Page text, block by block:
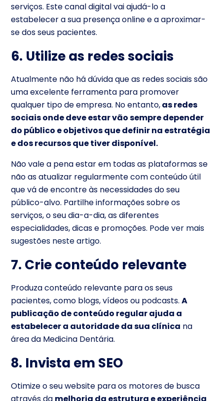
serviços. Este canal digital vai ajudá-lo a
estabelecer a sua presença online e a aproximar-
se dos seus pacientes.
6. Utilize as redes sociais
Atualmente não há dúvida que as redes sociais são
uma excelente ferramenta para promover
qualquer tipo de empresa. No entanto,as redes
sociais onde deve estar vão sempre depender
do público e objetivos que definir na estratégia
e dos recursos que tiver disponível.
Não vale a pena estar em todas as plataformas se
não as atualizar regularmente com conteúdo útil
que vá de encontre às necessidades do seu
público-alvo. Partilhe informações sobre os
serviços, o seu dia-a-dia, as diferentes
especialidades, dicas e promoções. Pode ver mais
sugestões neste artigo.
7. Crie conteúdo relevante
Produza conteúdo relevante para os seus
pacientes, como blogs, vídeos ou podcasts. A
publicação de conteúdo regular ajuda a
estabelecer a autoridade da sua clínica na
área da Medicina Dentária.
8. Invista em SEO
Otimize o seu website para os motores de busca
através da melhoria da estrutura e experiência